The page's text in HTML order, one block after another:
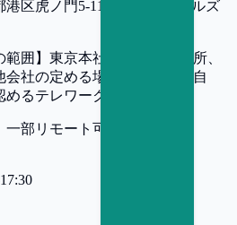
港区虎ノ門5-11-2 オランダヒルズ
範囲 】 東京本社、名古屋事業所、
会社の定める場所及び職員の自
るテレワークを行う場所
一部リモート可